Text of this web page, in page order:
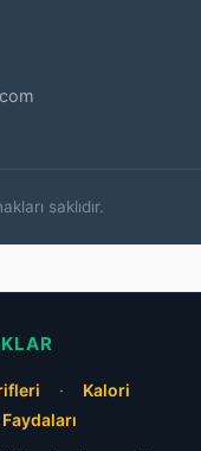
saklıdır.
·
Kalori